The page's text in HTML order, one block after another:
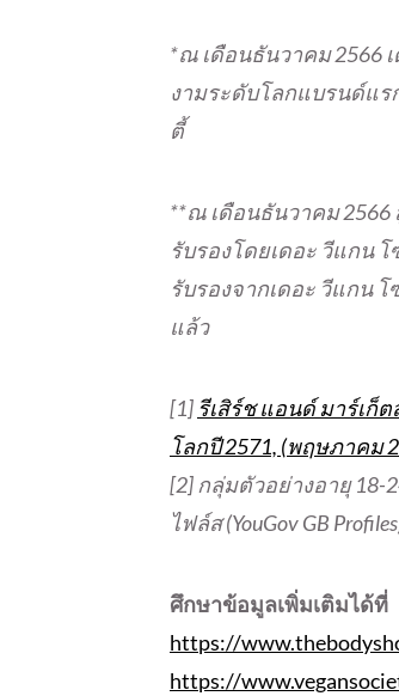
*ณ เดือนธันวาคม 2566
งามระดับโลกแบรนด์แร
ตี้
**ณ เดือนธันวาคม
รับรองโดยเดอะ วีแกน
รับรองจากเดอะ วีแกน
แล้ว
[1] รีเสิร์ช แอนด์ มาร์เก็ต
โลกปี 2571, (พฤษภาคม
[2] กลุ่มตัวอย่างอายุ
ไฟล์ส (YouGov GB
ศึกษาข้อมูลเพิ่มเติมได้ที่
https://
https://